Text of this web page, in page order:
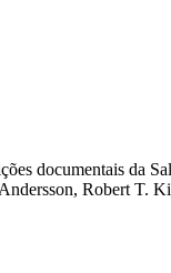
documentais da
Robert T.